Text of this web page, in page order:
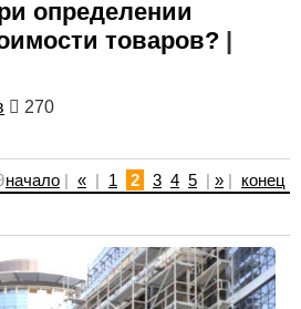
определении
товаров?
270
начало | « | 1 2 3 4 5 | » | конец